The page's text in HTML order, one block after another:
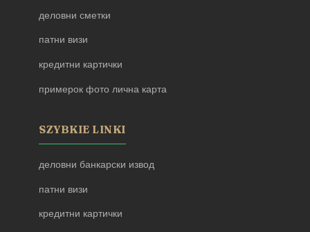
деловни сметки
патни визи
кредитни картички
примерок фото лична карта
SZYBKIE LINKI
деловни банкарски извод
патни визи
кредитни картички